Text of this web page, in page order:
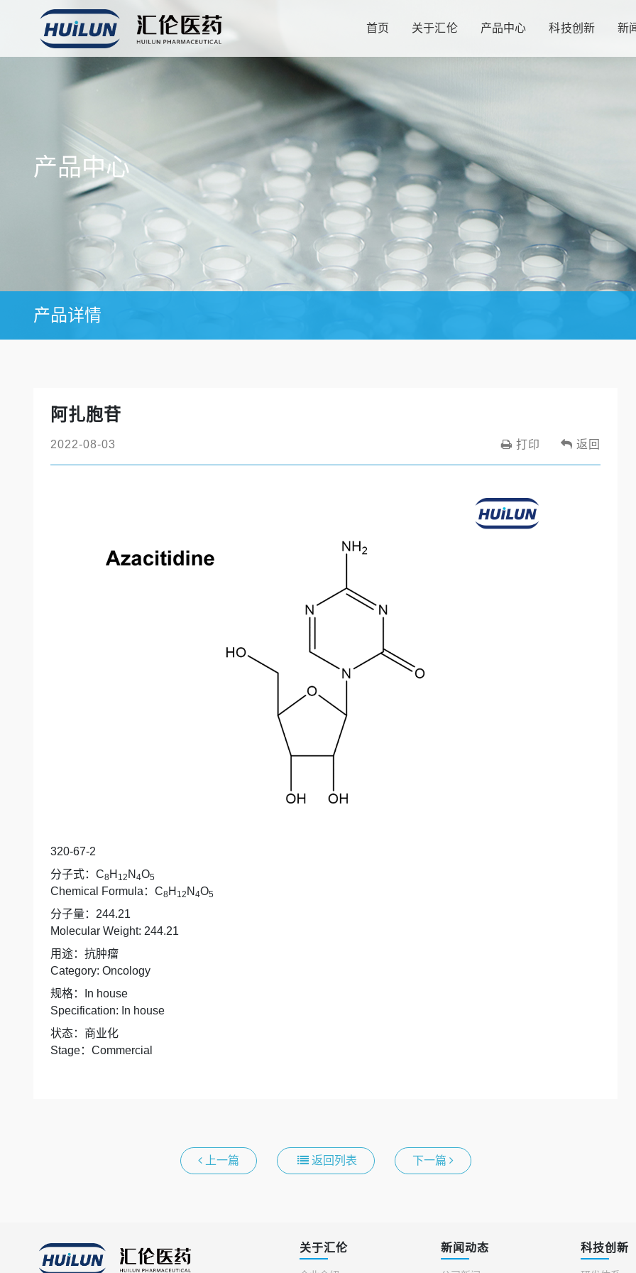
首页 关于汇伦 产品中心 科技创新 新
产品中心
产品详情
阿扎胞苷
2022-08-03 打印 返回
320-67-2
分子式： C8H 12 N 4O5
Chemical Formula ： C8H 12 N 4O5
分子量： 244.21
Molecular Weight: 244.21
用途：抗肿瘤
Category: Oncology
规格：
In house
Specification: In house
状态：商业化
Stage： Commercial
上一篇 返回列表 下一篇
关于汇伦 新闻动态 科技创新